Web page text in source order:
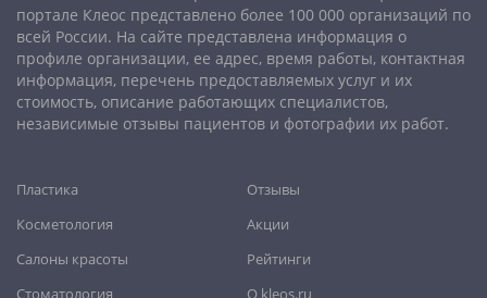
Новокузнецк , Новороссийск,Новосибирск,Новочеркасск,
Норильск,Омск, Орёл, Оренбург,Орск,Пенза,Пермь
Петрозаводск,Петропавловск-Камчатский,Псков,Ростов-
на-Дону,Рыбинск,Рязань,Самара,Саранск,Саратов
Севастополь,Северодвинск,Симферополь,Смоленск
Старый Оскол Стерлитамак , Сургут
Улан-Удэ
Хабаровск,
Челябинск
Шахты
портале Клеос представлено более 100 000 организаций по
всей России. На сайте представлена информация о
профиле организации, ее адрес, время работы, контактная
информация, перечень предоставляемых услуг и их
стоимость, описание работающих специалистов,
независимые отзывы пациентов и фотографии их работ.
Пластика
Косметология
Салоны красоты
Стоматология
Отзывы
Акции
Рейтинги
О kleos.ru